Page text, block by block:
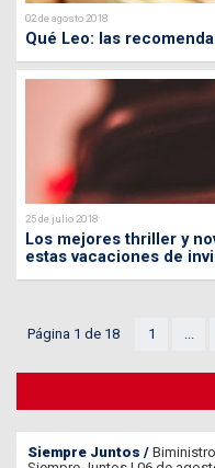
02 de agosto 2018
Qué Leo: las
25 de julio 2018
Los mejores thriller y
estas vacaciones de
Página 1 de 18 1 ...
Siempre Juntos